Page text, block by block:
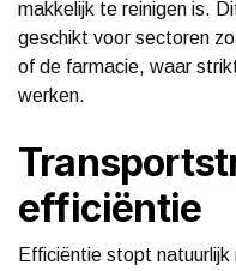
makkelijk te reinigen is.
geschikt voor sectoren
of de farmacie, waar
werken.
efficiëntie
Efficiëntie stopt